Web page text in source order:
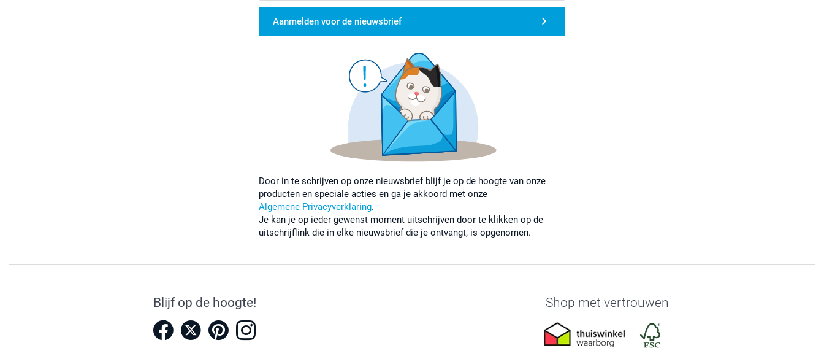
Aanmelden voor de nieuwsbrief
Door in te schrijven op onze nieuwsbrief blijf je op de hoogte van onze
producten en speciale acties en ga je akkoord met onze
Algemene Privacyverklaring.
Je kan je op ieder gewenst moment uitschrijven door te klikken op de
uitschrijflink die in elke nieuwsbrief die je ontvangt, is opgenomen.
Blijf op de hoogte! Shop met vertrouwen